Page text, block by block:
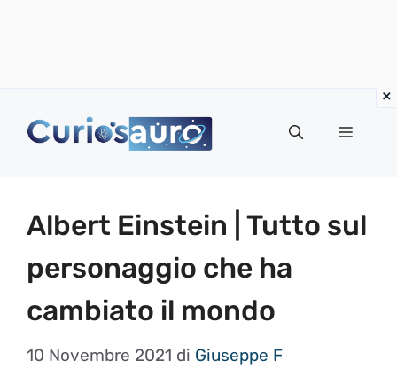
Menu
Albert Einstein | Tutto sul
personaggio che ha
cambiato il mondo
10 Novembre 2021 di Giuseppe F